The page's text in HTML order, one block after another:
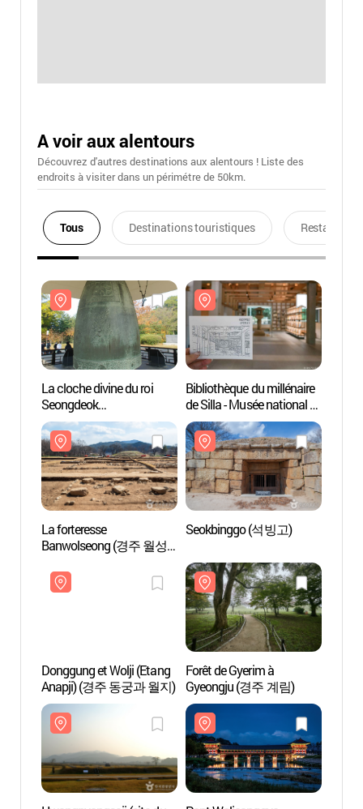
A voir aux alentours
Découvrez d'autres destinations aux alentours ! Liste des
endroits à visiter dans un périmétre de 50km.
Tous Destinations touristiques Restaurants
La cloche divine du roi
Seongdeok
(성덕대왕신종)
Bibliothèque du millénaire
de Silla - Musée national de
Gyeongju
(국립경주박물관
신라천년서고)
La forteresse
Banwolseong (경주 월성-
Seokbinggo (석빙고)
Donggung et Wolji (Etang
Anapji) (경주 동궁과 월지)
Forêt de Gyerim à
Gyeongju (경주 계림)